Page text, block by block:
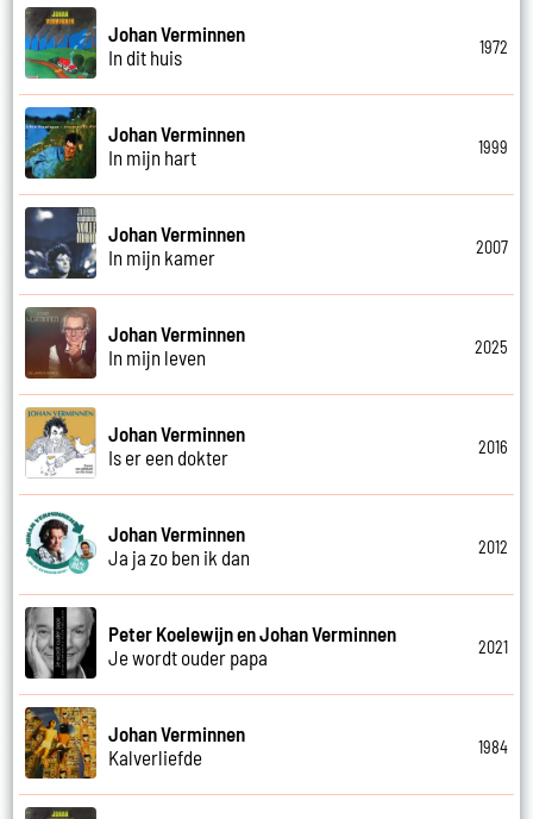
Johan Verminnen
In dit huis
1972
Johan Verminnen
In mijn hart
1999
Johan Verminnen
In mijn kamer
2007
Johan Verminnen
In mijn leven
2025
Johan Verminnen
Is er een dokter
2016
Johan Verminnen
Ja ja zo ben ik dan
2012
Peter Koelewijn en Johan Verminnen
Je wordt ouder papa
2021
Johan Verminnen
Kalverliefde
1984